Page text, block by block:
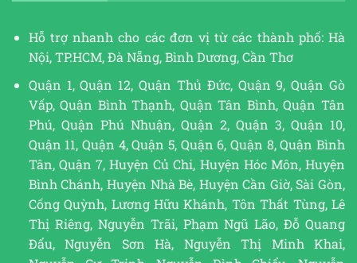
Hỗ trợ nhanh cho các đơn vị từ các thành phố: Hà
Nội, TP.HCM, Đà Nẵng, Bình Dương, Cần Thơ
Quận 1, Quận 12, Quận Thủ Đức, Quận 9, Quận Gò
Vấp, Quận Bình Thạnh, Quận Tân Bình, Quận Tân
Phú, Quận Phú Nhuận, Quận 2, Quận 3, Quận 10,
Quận 11, Quận 4, Quận 5, Quận 6, Quận 8, Quận Bình
Tân, Quận 7, Huyện Củ Chi, Huyện Hóc Môn, Huyện
Bình Chánh, Huyện Nhà Bè, Huyện Cần Giờ, Sài Gòn,
Cống Quỳnh, Lương Hữu Khánh, Tôn Thất Tùng, Lê
Thị Riêng, Nguyễn Trãi, Phạm Ngũ Lão, Đỗ Quang
Đẩu, Nguyễn Sơn Hà, Nguyễn Thị Minh Khai,